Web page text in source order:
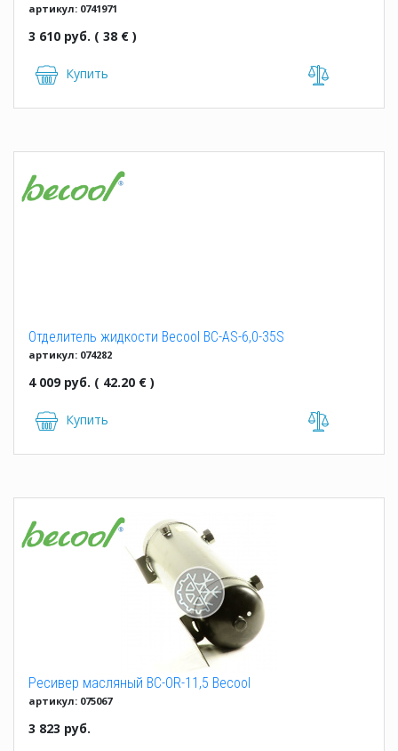
артикул: 0741971
3 610 руб. ( 38 € )
Купить
Отделитель жидкости Becool BC-AS-6,0-35S
артикул: 074282
4 009 руб. ( 42.20 € )
Купить
Ресивер масляный BC-OR-11,5 Becool
артикул: 075067
3 823 руб.